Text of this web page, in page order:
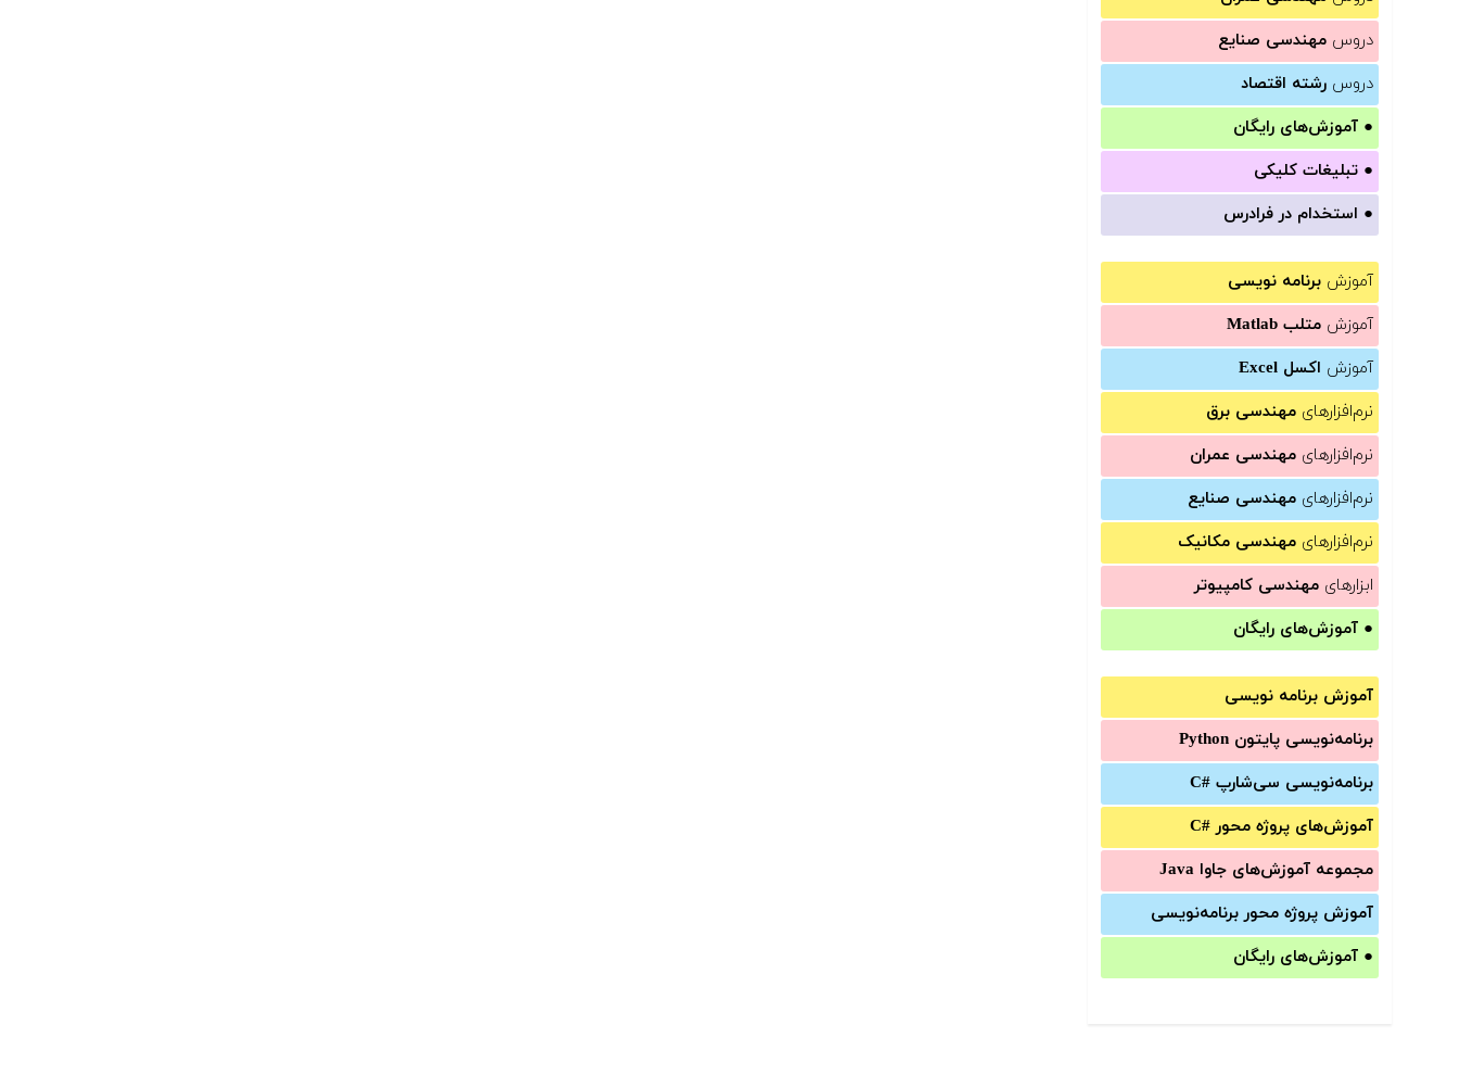
دروس مهندسی صنایع
دروس رشته اقتصاد
● آموزش‌های رایگان
● تبلیغات کلیکی
● استخدام در فرادرس
آموزش برنامه نویسی
آموزش متلب Matlab
آموزش اکسل Excel
نرم‌افزارهای مهندسی برق
نرم‌افزارهای مهندسی عمران
نرم‌افزارهای مهندسی صنایع
نرم‌افزارهای مهندسی مکانیک
ابزارهای مهندسی کامپیوتر
● آموزش‌های رایگان
آموزش برنامه نویسی
برنامه‌نویسی پایتون Python
برنامه‌‌نویسی سی‌شارپ C#‎
آموزش‌های پروژه محور #C
مجموعه آموزش‌های جاوا Java
آموزش‌ پروژه محور برنامه‌نویسی
● آموزش‌های رایگان